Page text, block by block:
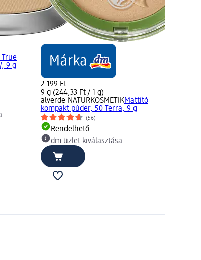
9 g
2 199 Ft
9 g (244,33 Ft / 1 g)
alverde NATURKOSMETIKMattító
kompakt púder, 50 Terra, 9 g
(56)
Rendelhető
dm üzlet kiválasztása